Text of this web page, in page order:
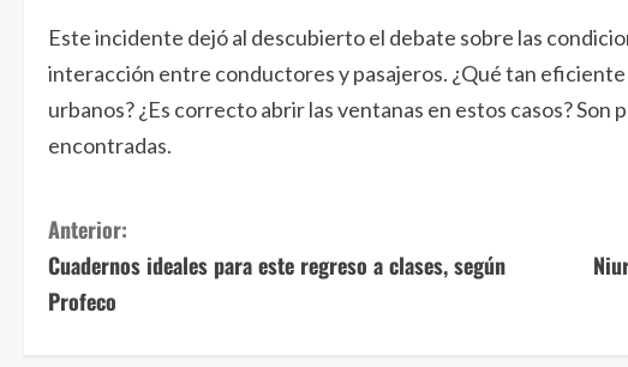
Este incidente dejó al descubierto el debate sobre las
interacción entre conductores y pasajeros. ¿Qué tan eficiente
urbanos? ¿Es correcto abrir las ventanas en estos casos?
encontradas.
S
i
Anterior:
Cuadernos ideales para este regreso a clases, según
Profeco